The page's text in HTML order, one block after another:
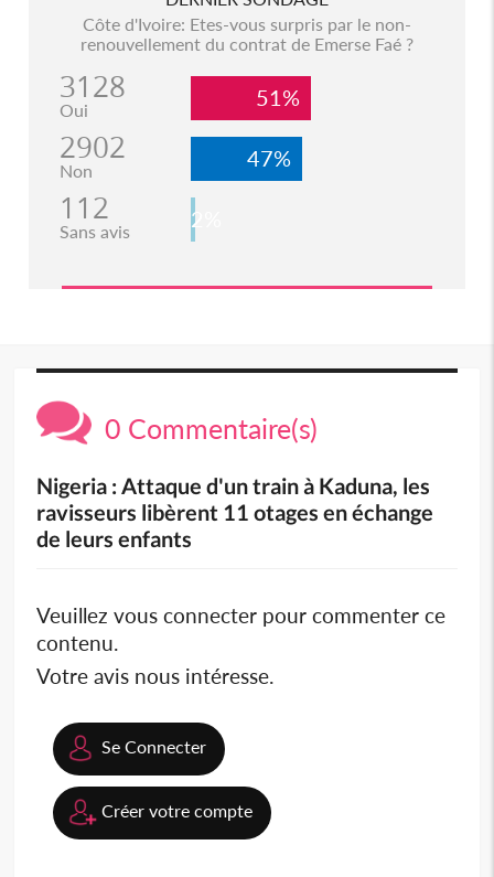
Côte d'Ivoire: Etes-vous surpris par le non-
renouvellement du contrat de Emerse Faé ?
3128
Oui 51%
2902
Non 47%
112
Sans avis 2%
0 Commentaire(s)
Nigeria : Attaque d'un train à Kaduna, les
ravisseurs libèrent 11 otages en échange
de leurs enfants
Veuillez vous connecter pour commenter ce
contenu.
Votre avis nous intéresse.
Se Connecter
Créer votre compte